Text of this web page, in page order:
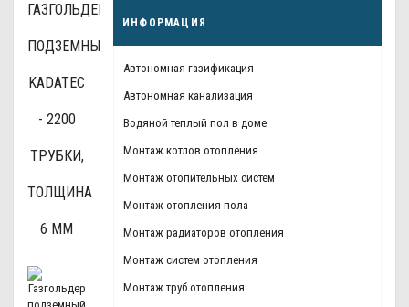
ИНФОРМАЦИЯ
Автономная газификация
Автономная канализация
Водяной теплый пол в доме
Монтаж котлов отопления
Монтаж отопительных систем
Монтаж отопления пола
Монтаж радиаторов отопления
Монтаж систем отопления
Монтаж труб отопления
ГАЗГОЛЬДЕР
ПОДЗЕМНЫЙ
KADATEC
- 2200
ТРУБКИ,
ТОЛЩИНА
6 ММ